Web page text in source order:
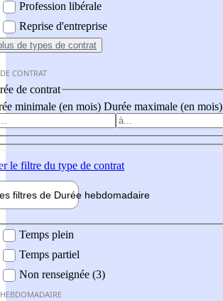
Profession libérale
Reprise d'entreprise
de types de contrat
CONTRAT
de contrat
minimale (en mois) Durée maximale (en mois)
le filtre du type de contrat
filtres de Durée hebdomadaire
Temps plein
Temps partiel
Non renseignée (3)